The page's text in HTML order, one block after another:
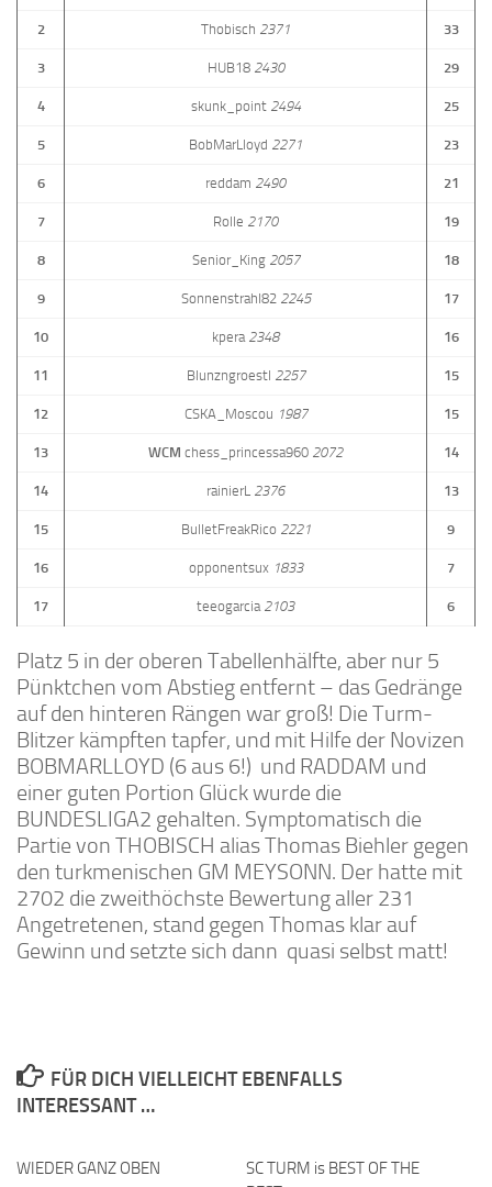
2 Thobisch 2371 33
3 HUB182430 29
4 skunk_point2494 25
5 BobMarLloyd 2271 23
6 reddam 2490 21
7 Rolle 2170 19
8 Senior_King2057 18
9 Sonnenstrahl82 2245 17
10 kpera 2348 16
11 Blunzngroestl 2257 15
12 CSKA_Moscou 1987 15
13 WCM chess_princessa960 2072 14
14 rainierL 2376 13
15 BulletFreakRico 2221 9
16 opponentsux1833 7
17 teeogarcia 2103 6
Platz 5 in der oberen Tabellenhälfte, aber nur 5
Pünktchen vom Abstieg entfernt – das Gedränge
auf den hinteren Rängen war groß! Die Turm-
Blitzer kämpften tapfer, und mit Hilfe der Novizen
BOBMARLLOYD (6 aus 6!) und RADDAM und
einer guten Portion Glück wurde die
BUNDESLIGA2 gehalten. Symptomatisch die
Partie von THOBISCH alias Thomas Biehler gegen
den turkmenischen GM MEYSONN. Der hatte mit
2702 die zweithöchste Bewertung aller 231
Angetretenen, stand gegen Thomas klar auf
Gewinn und setzte sich dann quasi selbst matt!
FÜR DICH VIELLEICHT EBENFALLS
INTERESSANT …
WIEDER GANZ OBEN
SC TURM is BEST OF THE